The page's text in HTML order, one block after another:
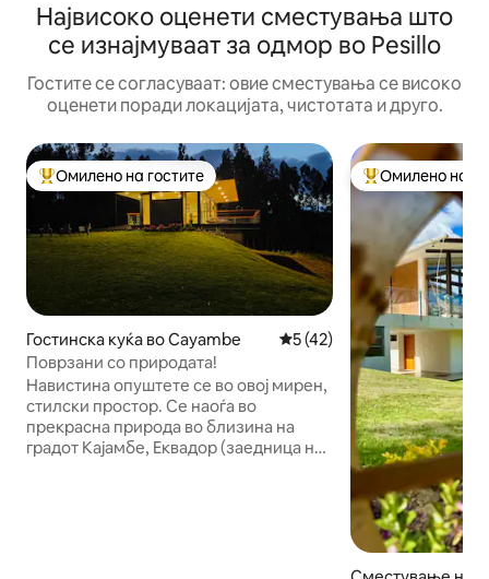
Највисоко оценети сместувања што
се изнајмуваат за одмор во Pesillo
Гостите се согласуваат: овие сместувања се високо
оценети поради локацијата, чистотата и друго.
Меѓу најуспешните „Омилени на гостите“
Омилено на гостите
Гостинска куќа во Cayambe Просечна оцена: 5 од 5,
5 (42)
Поврзани со природата!
Навистина опуштете се во овој мирен,
стилски простор. Се наоѓа во
прекрасна природа во близина на
градот Кајамбе, Еквадор (заедница на
МеѓуОмилено на